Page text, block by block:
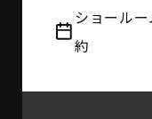
ショール
約